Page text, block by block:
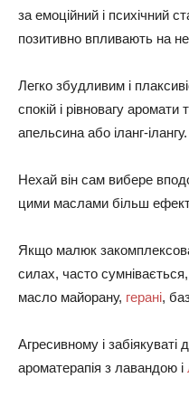
за емоційний і психічний
позитивно впливають на
Легко збудливим і
спокій і рівновагу аромати
апельсина або іланг-ілангу.
Нехай він сам вибере
цими маслами більш
Якщо малюк
силах, часто
масло майорану, герані,
Агресивному і забіякуваті
ароматерапія з лавандою і